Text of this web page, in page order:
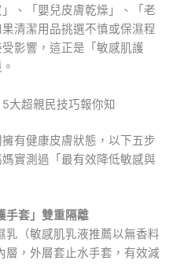
、「嬰兒皮膚乾燥」、「老
清潔用品挑選不慎或保濕程
影響，這正是「敏感肌護
大超親民技巧報你知
有健康皮膚狀態，以下五步
實測過「最有效降低敏感與
手套」雙重隔離
乳（敏感肌乳液推薦以無香料
層，外層套止水手套，有效減